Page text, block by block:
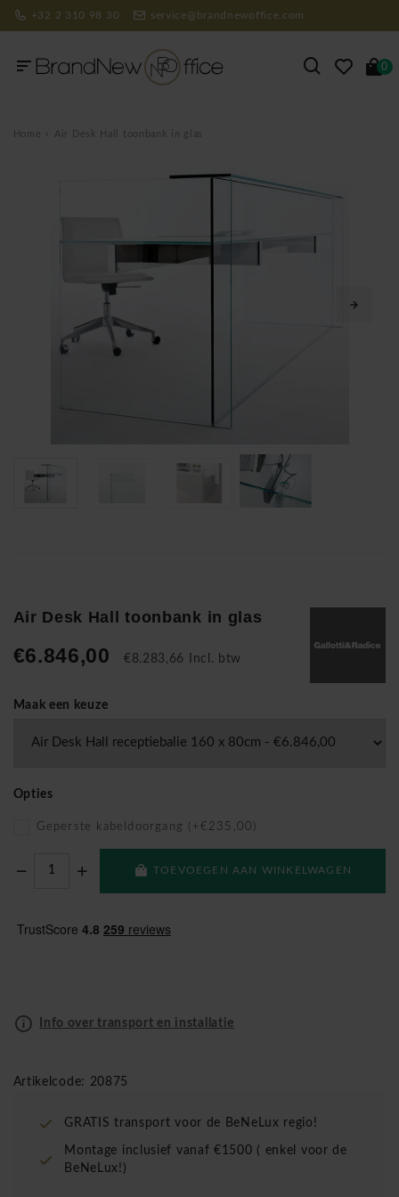
+32 2 310 98 30 service@brandnewoffice.com
0
Home Air Desk Hall toonbank in glas
Air Desk Hall toonbank in glas
€6.846,00 €8.283,66 Incl. btw
Maak een keuze
Opties
Geperste kabeldoorgang (+€235,00)
TOEVOEGEN AAN WINKELWAGEN
Info over transport en installatie
Artikelcode: 20875
GRATIS transport voor de BeNeLux regio!
Montage inclusief vanaf €1500 ( enkel voor de
BeNeLux!)